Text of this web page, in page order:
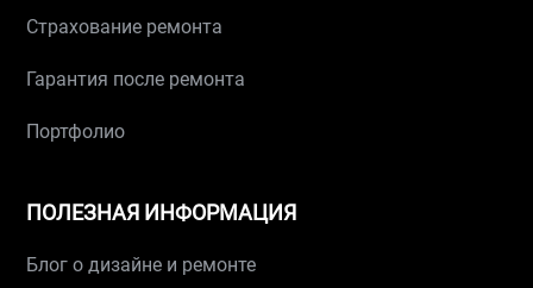
Страхование ремонта
Гарантия после ремонта
Портфолио
ПОЛЕЗНАЯ ИНФОРМАЦИЯ
Блог о дизайне и ремонте